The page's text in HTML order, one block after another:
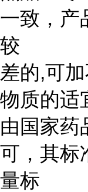
一致，产
较
差的,可
物质的适
由国家药
可，其标
量标